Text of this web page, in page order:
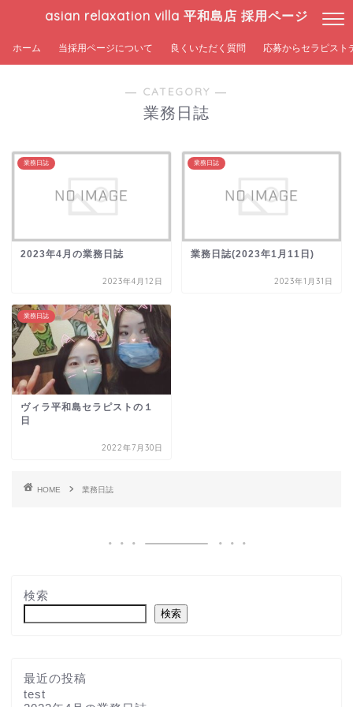
asian relaxation villa 平和島店 採用ページ
ホーム 当採用ページについて 良くいただく質問 応募からセラピスト
― CATEGORY ―
業務日誌
業務日誌
2023年4月の業務日誌
2023年4月12日
業務日誌
業務日誌(2023年1月11日)
2023年1月31日
業務日誌
ヴィラ平和島セラピストの１
日
2022年7月30日
HOME 業務日誌
検索
検索
最近の投稿
test